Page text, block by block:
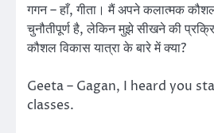
गगन – हाँ, गीता। मैं अपने कलात्मक
चुनौतीपूर्ण है, लेकिन मुझे सीखने की
कौशल विकास यात्रा के बारे में क्या?
Geeta – Gagan, I heard you
classes.